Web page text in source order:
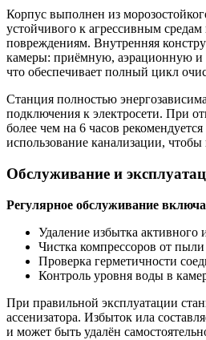
Корпус выполнен из
устойчивого к агрессивным
повреждениям. Внутренняя
камеры: приёмную, аэрационную и
что обеспечивает полный цикл
Станция полностью
подключения к электросети. При
более чем на 6 часов
использование канализации,
Обслуживание и
Регулярное обслуживание
Удаление избытка активного
Чистка компрессоров от пыли
Проверка герметичности
Контроль уровня воды в
При правильной эксплуатации
ассенизатора. Избыток ила
и может быть удалён